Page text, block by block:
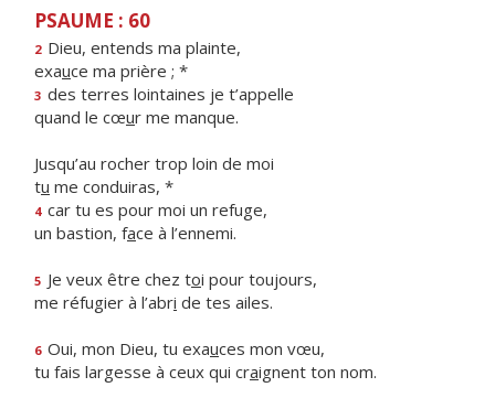
PSAUME : 60
2 Dieu, entends ma plainte,
exauce ma prière ; *
3 des terres lointaines je t’appelle
quand le cœur me manque.
Jusqu’au rocher trop loin de moi
tu me conduiras, *
4 car tu es pour moi un refuge,
un bastion, face à l’ennemi.
5 Je veux être chez toi pour toujours,
me réfugier à l’abri de tes ailes.
6 Oui, mon Dieu, tu exauces mon vœu,
tu fais largesse à ceux qui craignent ton nom.